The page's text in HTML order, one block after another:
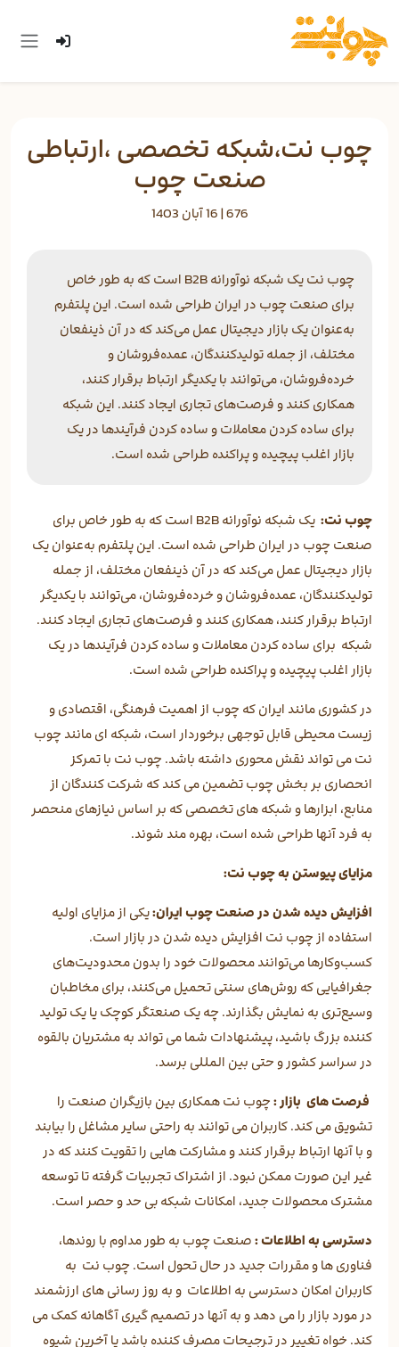
چوب نت،شبکه تخصصی ،ارتباطی
صنعت چوب
676 | 16 آبان 1403
چوب نت یک شبکه نوآورانه B2B است که به طور خاص
برای صنعت چوب در ایران طراحی شده است. این پلتفرم
به‌عنوان یک بازار دیجیتال عمل می‌کند که در آن ذینفعان
مختلف، از جمله تولیدکنندگان، عمده‌فروشان و
خرده‌فروشان، می‌توانند با یکدیگر ارتباط برقرار کنند،
همکاری کنند و فرصت‌های تجاری ایجاد کنند. این شبکه
برای ساده کردن معاملات و ساده کردن فرآیندها در یک
بازار اغلب پیچیده و پراکنده طراحی شده است.
چوب نت:
یک شبکه نوآورانه B2B است که به طور خاص برای
صنعت چوب در ایران طراحی شده است. این پلتفرم به‌عنوان یک
بازار دیجیتال عمل می‌کند که در آن ذینفعان مختلف، از جمله
تولیدکنندگان، عمده‌فروشان و خرده‌فروشان، می‌توانند با یکدیگر
ارتباط برقرار کنند، همکاری کنند و فرصت‌های تجاری ایجاد کنند.
شبکه برای ساده کردن معاملات و ساده کردن فرآیندها در یک
بازار اغلب پیچیده و پراکنده طراحی شده است.
در کشوری مانند ایران که چوب از اهمیت فرهنگی، اقتصادی و
زیست محیطی قابل توجهی برخوردار است، شبکه ای مانند چوب
نت می تواند نقش محوری داشته باشد. چوب نت با تمرکز
انحصاری بر بخش چوب تضمین می کند که شرکت کنندگان از
منابع، ابزارها و شبکه های تخصصی که بر اساس نیازهای منحصر
به فرد آنها طراحی شده است، بهره مند شوند.
مزایای پیوستن به چوب نت:
افزایش دیده شدن در صنعت چوب ایران:یکی از مزایای اولیه
استفاده از چوب نت افزایش دیده شدن در بازار است.
کسب‌وکارها می‌توانند محصولات خود را بدون محدودیت‌های
جغرافیایی که روش‌های سنتی تحمیل می‌کنند، برای مخاطبان
وسیع‌تری به نمایش بگذارند. چه یک صنعتگر کوچک یا یک تولید
کننده بزرگ باشید، پیشنهادات شما می تواند به مشتریان بالقوه
در سراسر کشور و حتی بین المللی برسد.
فرصت های بازار :چوب نت همکاری بین بازیگران صنعت را
تشویق می کند. کاربران می توانند به راحتی سایر مشاغل را بیابند
و با آنها ارتباط برقرار کنند و مشارکت هایی را تقویت کنند که در
غیر این صورت ممکن نبود. از اشتراک تجربیات گرفته تا توسعه
مشترک محصولات جدید، امکانات شبکه بی حد و حصر است.
دسترسی به اطلاعات :صنعت چوب به طور مداوم با روندها،
فناوری ها و مقررات جدید در حال تحول است. چوب نت به
کاربران امکان دسترسی به اطلاعات و به روز رسانی های ارزشمند
در مورد بازار را می دهد و به آنها در تصمیم گیری آگاهانه کمک می
کند. خواه تغییر در ترجیحات مصرف کننده باشد یا آخرین شیوه